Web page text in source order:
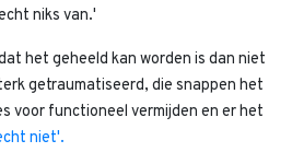
niks van.'
het geheeld kan worden is dan niet
getraumatiseerd, die snappen het
voor functioneel vermijden en er het
niet'.